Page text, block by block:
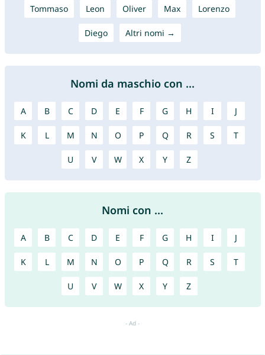
Tommaso Leon Oliver Max Lorenzo
Diego Altri nomi →
Nomi da maschio con ...
A B C D E F G H I J
K L M N O P Q R S T
U V W X Y Z
Nomi con ...
A B C D E F G H I J
K L M N O P Q R S T
U V W X Y Z